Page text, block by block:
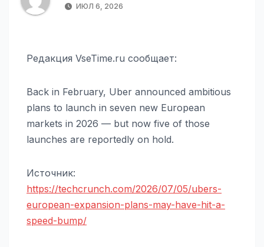
ИЮЛ 6, 2026
Редакция VseTime.ru сообщает:
Back in February, Uber announced ambitious
plans to launch in seven new European
markets in 2026 — but now five of those
launches are reportedly on hold.
Источник:
https://techcrunch.com/2026/07/05/ubers-
european-expansion-plans-may-have-hit-a-
speed-bump/